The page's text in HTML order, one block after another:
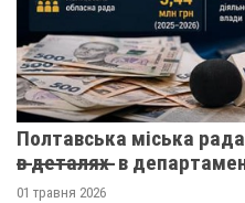
Полтавська міська
в̶ ̶д̶е̶т̶а̶л̶я̶х̶ ̶ в
01 травня 2026